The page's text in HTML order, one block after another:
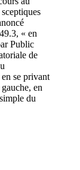
« en
Public
de
se privant
en
du